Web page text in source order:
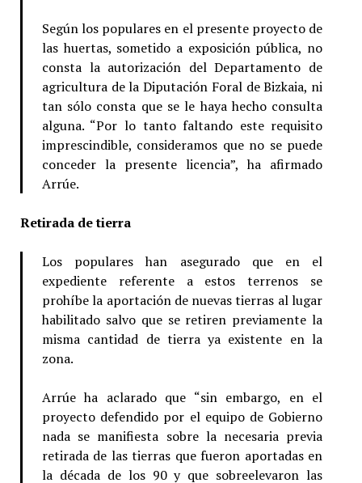
Según los populares en el presente proyecto de
las huertas, sometido a exposición pública, no
consta la autorización del Departamento de
agricultura de la Diputación Foral de Bizkaia, ni
tan sólo consta que se le haya hecho consulta
alguna. “Por lo tanto faltando este requisito
imprescindible, consideramos que no se puede
conceder la presente licencia”, ha afirmado
Arrúe.
Retirada de tierra
Los populares han asegurado que en el
expediente referente a estos terrenos se
prohíbe la aportación de nuevas tierras al lugar
habilitado salvo que se retiren previamente la
misma cantidad de tierra ya existente en la
zona.
Arrúe ha aclarado que “sin embargo, en el
proyecto defendido por el equipo de Gobierno
nada se manifiesta sobre la necesaria previa
retirada de las tierras que fueron aportadas en
la década de los 90 y que sobreelevaron las